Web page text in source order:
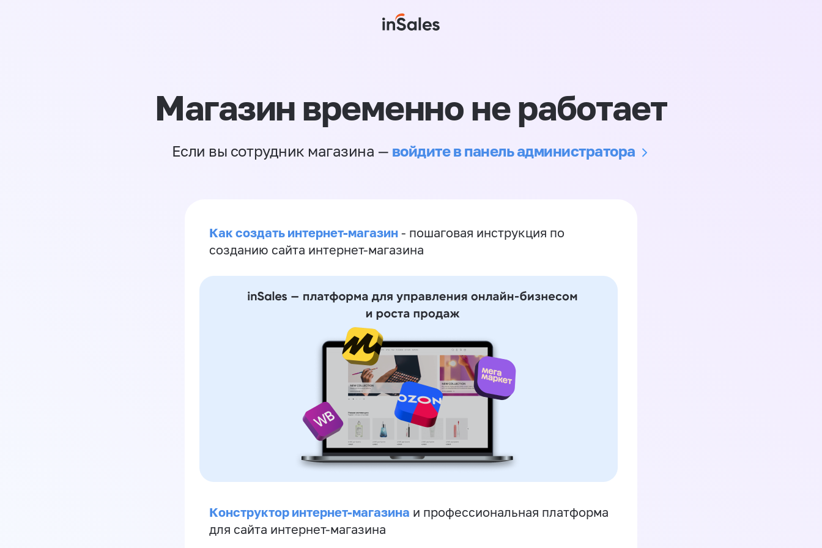
Магазин временно не работает
Если вы сотрудник магазина — войдите в панель администратора
Как создать интернет-магазин - пошаговая инструкция по
созданию сайта интернет-магазина
Конструктор интернет-магазина и профессиональная платформа
для сайта интернет-магазина